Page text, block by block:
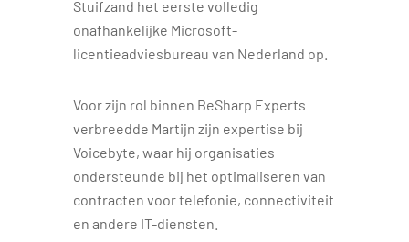
Stuifzand het eerste volledig
onafhankelijke Microsoft-
licentieadviesbureau van Nederland op.
Voor zijn rol binnen BeSharp Experts
verbreedde Martijn zijn expertise bij
Voicebyte, waar hij organisaties
ondersteunde bij het optimaliseren van
contracten voor telefonie, connectiviteit
en andere IT-diensten.